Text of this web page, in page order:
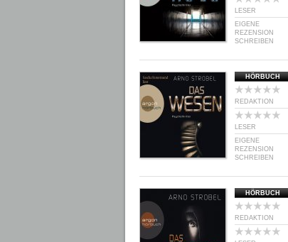
LESER
EIGENE
REZENSION
SCHREIBEN
HÖRBUCH
REDAKTION
LESER
EIGENE
REZENSION
SCHREIBEN
HÖRBUCH
REDAKTION